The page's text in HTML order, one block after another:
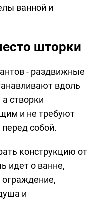
ванной и
шторки
- раздвижные
вдоль
створки
и не требуют
перед собой.
конструкцию от
идет о ванне,
ограждение,
и